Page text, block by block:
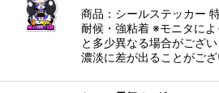
商品：シールステッカー
耐候・強粘着 ※モニタに
と多少異なる場合がござ
濃淡に差が出ることがござ